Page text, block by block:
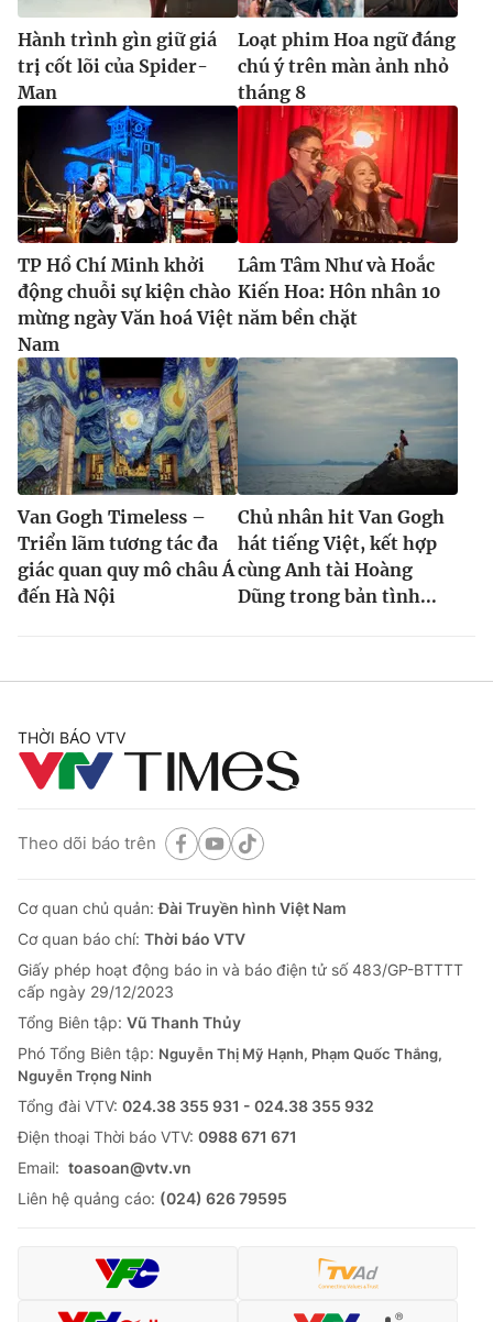
Hành trình gìn giữ giá
trị cốt lõi của Spider-
Man
Loạt phim Hoa ngữ đáng
chú ý trên màn ảnh nhỏ
tháng 8
TP Hồ Chí Minh khởi
động chuỗi sự kiện chào
mừng ngày Văn hoá Việt
Nam
Lâm Tâm Như và Hoắc
Kiến Hoa: Hôn nhân 10
năm bền chặt
Van Gogh Timeless –
Triển lãm tương tác đa
giác quan quy mô châu Á
đến Hà Nội
Chủ nhân hit Van Gogh
hát tiếng Việt, kết hợp
cùng Anh tài Hoàng
Dũng trong bản tình...
THỜI BÁO VTV
Theo dõi báo trên
Cơ quan chủ quản:Đài Truyền hình Việt Nam
Cơ quan báo chí: Thời báo VTV
Giấy phép hoạt động báo in và báo điện tử số 483/GP-BTTTT
cấp ngày 29/12/2023
Tổng Biên tập: Vũ Thanh Thủy
Phó Tổng Biên tập: Nguyễn Thị Mỹ Hạnh, Phạm Quốc Thắng,
Nguyễn Trọng Ninh
Tổng đài VTV: 024.38 355 931 - 024.38 355 932
Ðiện thoại Thời báo VTV: 0988 671 671
Email: toasoan@vtv.vn
Liên hệ quảng cáo: (024) 626 79595